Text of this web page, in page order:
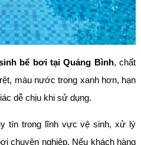
bể bơi tại Quảng Bình, chất
màu nước trong xanh hơn, hạn
dễ chịu khi sử dụng.
tín trong lĩnh vực vệ sinh, xử lý
chuyên nghiệp. Nếu khách hàng